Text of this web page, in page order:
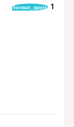
format_quote 1